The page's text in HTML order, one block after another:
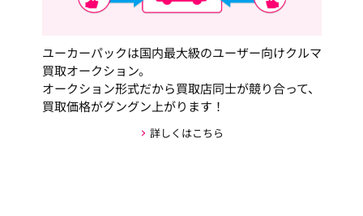
ユーカーパックは国内最大級のユーザー向けクルマ
買取オークション。
オークション形式だから買取店同士が競り合って、
買取価格がグングン上がります！
詳しくはこちら